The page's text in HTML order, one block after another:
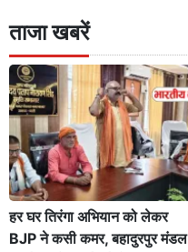
ताजा खबरें
हर घर तिरंगा अभियान को लेकर
BJP ने कसी कमर, बहादुरपुर मंडल